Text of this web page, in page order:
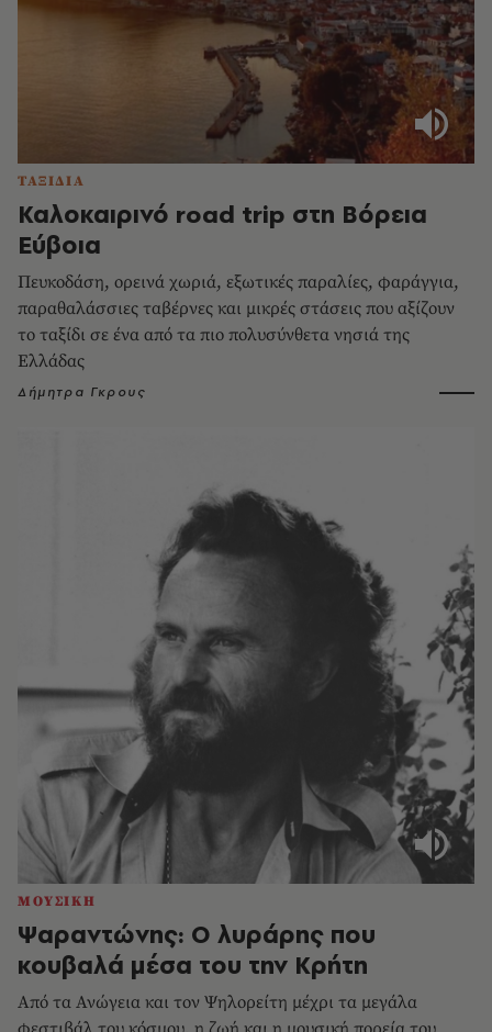
ΤΑΞΙΔΙΑ
Καλοκαιρινό road trip στη Βόρεια
Εύβοια
Πευκοδάση, ορεινά χωριά, εξωτικές παραλίες, φαράγγια,
παραθαλάσσιες ταβέρνες και μικρές στάσεις που αξίζουν
το ταξίδι σε ένα από τα πιο πολυσύνθετα νησιά της
Ελλάδας
Δήμητρα Γκρους
ΜΟΥΣΙΚΗ
Ψαραντώνης: Ο λυράρης που
κουβαλά μέσα του την Κρήτη
Από τα Ανώγεια και τον Ψηλορείτη μέχρι τα μεγάλα